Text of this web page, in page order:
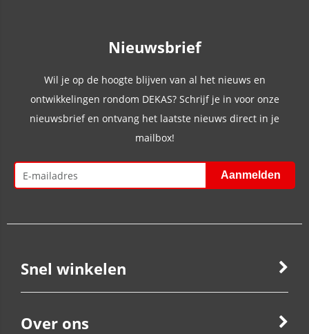
Nieuwsbrief
Wil je op de hoogte blijven van al het nieuws en
ontwikkelingen rondom DEKAS? Schrijf je in voor onze
nieuwsbrief en ontvang het laatste nieuws direct in je
mailbox!
Snel winkelen
Over ons